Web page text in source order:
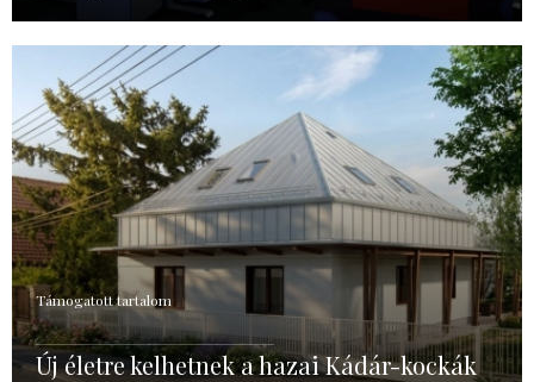
Támogatott tartalom
Új életre kelhetnek a hazai Kádár-kockák